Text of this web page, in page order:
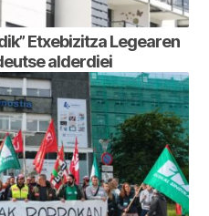
Etxebizitza Legearen
alderdiei